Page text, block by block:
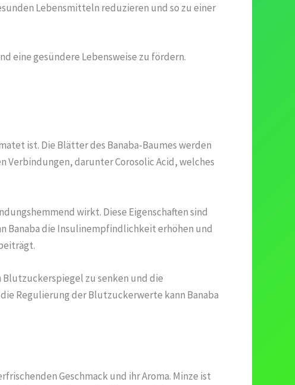
Lebensmitteln reduzieren und so zu einer
eine gesündere Lebensweise zu fördern.
ist. Die Blätter des Banaba-Baumes werden
darunter Corosolic Acid, welches
wirkt. Diese Eigenschaften sind
Banaba die Insulinempfindlichkeit erhöhen und
Blutzuckerspiegel zu senken und die
Regulierung der Blutzuckerwerte kann Banaba
Geschmack und ihr Aroma. Minze ist